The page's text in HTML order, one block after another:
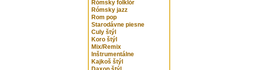
Rómsky folklór
Rómsky jazz
Rom pop
Starodávne piesne
Culy štýl
Koro štýl
Mix/Remix
Inštrumentálne
Kajkoš štýl